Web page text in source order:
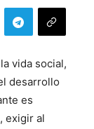
vida social,
desarrollo
es
exigir al